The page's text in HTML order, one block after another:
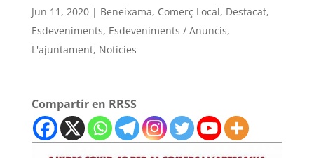
Jun 11, 2020| Beneixama, Comerç Local, Destacat,
Esdeveniments, Esdeveniments / Anuncis,
L'ajuntament, Notícies
Compartir en RRSS